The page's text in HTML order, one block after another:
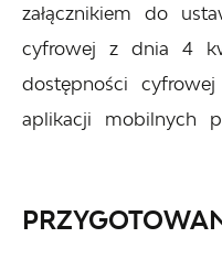
załącznikiem do
cyfrowej z dnia 4
dostępności
aplikacji mobilnych